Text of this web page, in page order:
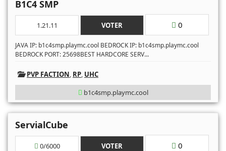
B1C4 SMP
1.21.11 VOTER 0
JAVA IP: b1c4smp.playmc.cool BEDROCK IP: b1c4smp.playmc.cool
BEDROCK PORT: 25698BEST HARDCORE SERV...
PVP FACTION, RP, UHC
b1c4smp.playmc.cool
ServialCube
0/6000 VOTER 0